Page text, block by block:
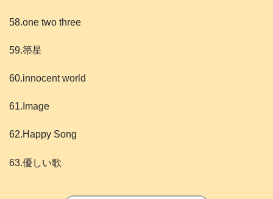
58.one two three
59.箒星
60.innocent world
61.Image
62.Happy Song
63.優しい歌